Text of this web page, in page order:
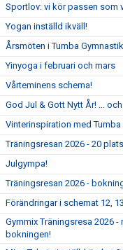
Sportlov: vi kör passen som
Yogan inställd ikväll!
Årsmöten i Tumba
Yinyoga i februari och mars
Vårteminens schema!
God Jul & Gott Nytt År! ...
Vinterinspiration med Tumba
Träningsresan 2026 - 20
Julgympa!
Träningsresan 2026 -
Förändringar i schemat 12,
Gymmix Träningsresa 2026 -
bokningen!